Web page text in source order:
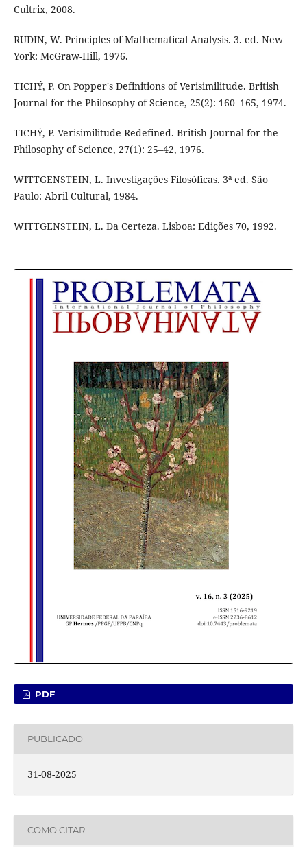
Cultrix, 2008.
RUDIN, W. Principles of Mathematical Analysis. 3. ed. New
York: McGraw-Hill, 1976.
TICHÝ, P. On Popper's Definitions of Verisimilitude. British
Journal for the Philosophy of Science, 25(2): 160–165, 1974.
TICHÝ, P. Verisimilitude Redefined. British Journal for the
Philosophy of Science, 27(1): 25–42, 1976.
WITTGENSTEIN, L. Investigações Filosóficas. 3ª ed. São
Paulo: Abril Cultural, 1984.
WITTGENSTEIN, L. Da Certeza. Lisboa: Edições 70, 1992.
PDF
PUBLICADO
31-08-2025
COMO CITAR